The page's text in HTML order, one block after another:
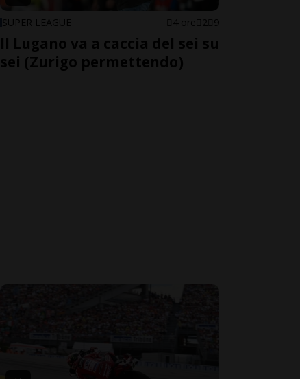
SUPER LEAGUE 4 ore 2 9
Il Lugano va a caccia del sei su
sei (Zurigo permettendo)